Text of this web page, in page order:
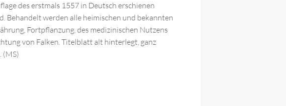
des erstmals 1557 in Deutsch erschienen
Behandelt werden alle heimischen und bekannten
Fortpflanzung, des medizinischen Nutzens
von Falken. Titelblatt alt hinterlegt, ganz
(MS)